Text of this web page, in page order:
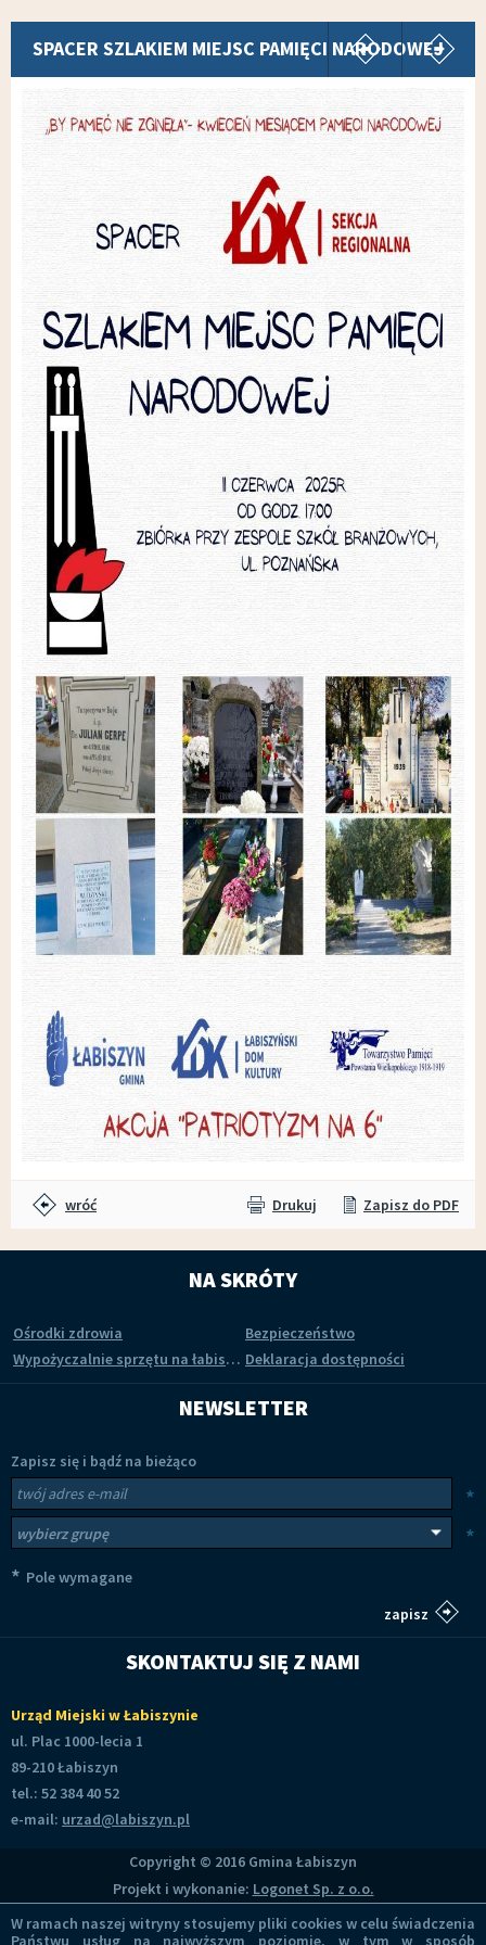
SPACER SZLAKIEM MIEJSC PAMIĘCI NARODOWEJ
pokaż
wróć Drukuj Zapisz do PDF
NA SKRÓTY
Ośrodki zdrowia
Bezpieczeństwo
Wypożyczalnie sprzętu na łabiszyńskiej wyspie Deklaracja dostępności
NEWSLETTER
Zapisz się i bądź na bieżąco
Newsletter
*
*
* Pole wymagane
SKONTAKTUJ SIĘ Z NAMI
Urząd Miejski w Łabiszynie
ul. Plac 1000-lecia 1
89-210 Łabiszyn
tel.: 52 384 40 52
e-mail: urzad@labiszyn.pl
Copyright © 2016 Gmina Łabiszyn
Projekt i wykonanie: Logonet Sp. z o.o.
W ramach naszej witryny stosujemy pliki cookies w celu świadczenia
Państwu usług na najwyższym poziomie, w tym w sposób